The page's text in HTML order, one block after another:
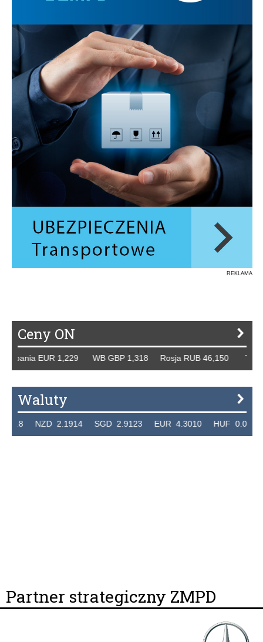
REKLAMA
Ceny ON
EUR 1,229 WB GBP 1,318 Rosja RUB 46,150
Waluty
NZD 2.1914 SGD 2.9123 EUR 4.3010 HUF
Partner strategiczny ZMPD